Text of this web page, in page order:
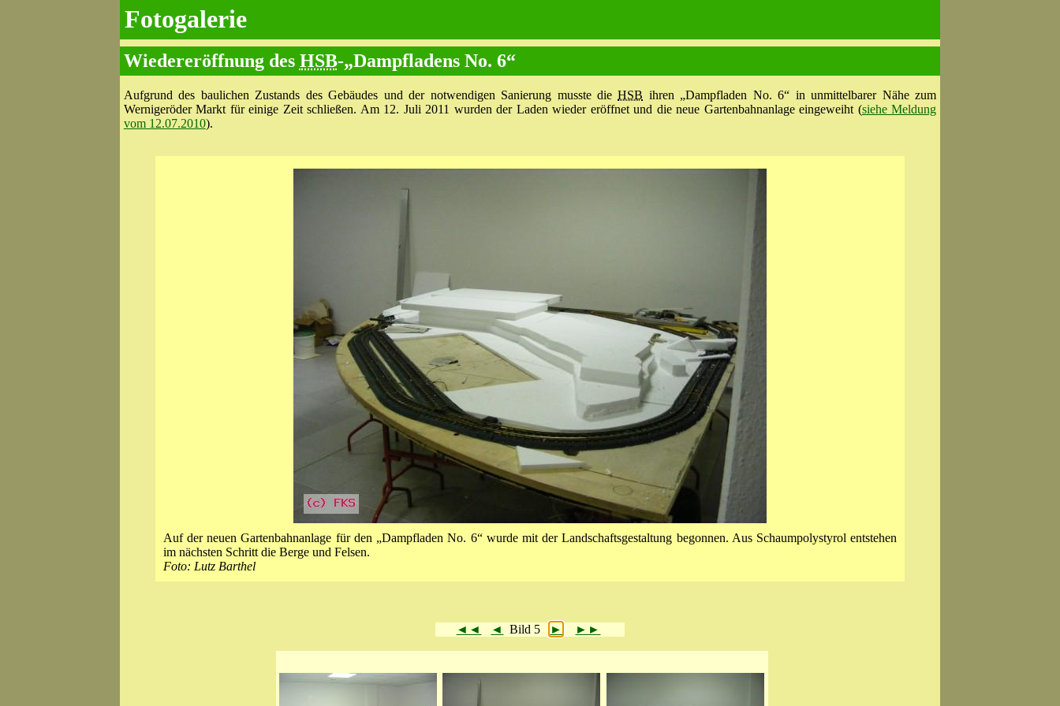
Fotogalerie
Wiedereröffnung des HSB-„Dampfladens No. 6“
Aufgrund des baulichen Zustands des Gebäudes und der notwendigen Sanierung musste dieHSB ihren „Dampfladen No. 6“ in unmittelbarer Nähe zum
Wernigeröder Markt für einige Zeit schließen. Am 12. Juli 2011 wurden der Laden wieder eröffnet und die neue Gartenbahnanlage eingeweiht (siehe Meldung
vom 12.07.2010).
Auf der neuen Gartenbahnanlage für den „Dampfladen No. 6“ wurde mit der Landschaftsgestaltung begonnen. Aus Schaumpolystyrol entstehen
im nächsten Schritt die Berge und Felsen.
Foto: Lutz Barthel
◄◄ ◄ Bild 5 ► ►►